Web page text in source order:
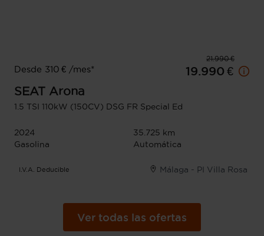
21.990 €
Desde 310 € /mes*
19.990 €
SEAT Arona
1.5 TSI 110kW (150CV) DSG FR Special Ed
2024
35.725 km
Gasolina
Automática
I.V.A. Deducible Málaga - PI Villa Rosa
Ver todas las ofertas